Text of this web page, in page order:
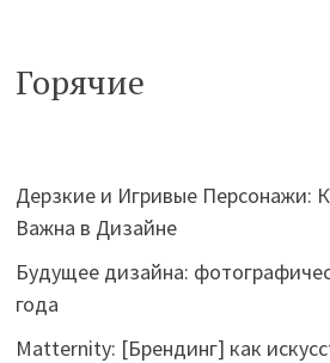
Горячие
Дерзкие и Игривые Персонажи:
Важна в Дизайне
Будущее дизайна:
года
Matternity: [Брендинг] как